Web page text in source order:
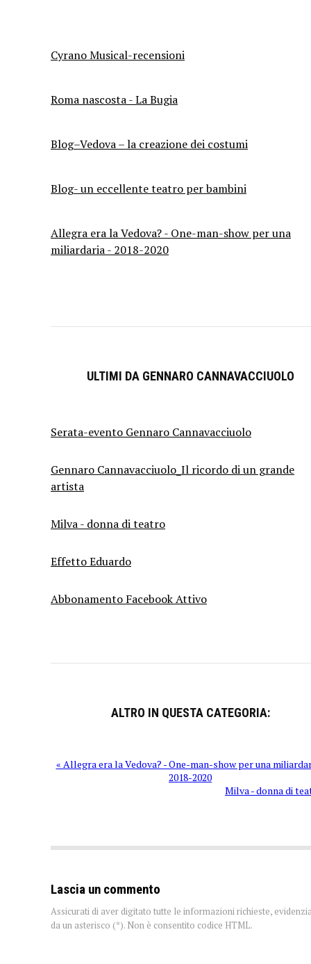
Cyrano Musical-recensioni
Roma nascosta - La Bugia
Blog–Vedova – la creazione dei costumi
Blog- un eccellente teatro per bambini
Allegra era la Vedova? - One-man-show per una
miliardaria - 2018-2020
ULTIMI DA GENNARO CANNAVACCIUOLO
Serata-evento Gennaro Cannavacciuolo
Gennaro Cannavacciuolo_Il ricordo di un grande
artista
Milva - donna di teatro
Effetto Eduardo
Abbonamento Facebook Attivo
ALTRO IN QUESTA CATEGORIA:
« Allegra era la Vedova? - One-man-show per una
2018-2020
Milva - donna di
Lascia un commento
Assicurati di aver digitato tutte le informazioni richieste,
da un asterisco (*). Non è consentito codice HTML.